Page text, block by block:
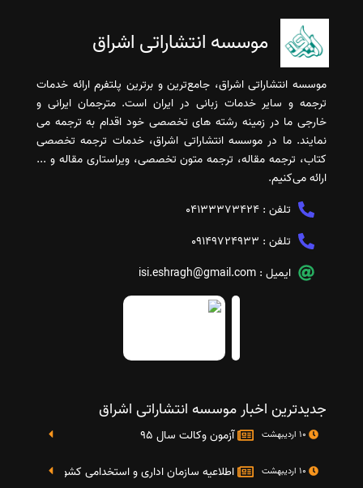
موسسه انتشاراتی اشراق
موسسه انتشاراتی اشراق، جامع‌ترین و برترین پلتفرم ارائه خدمات
ترجمه و سایر خدمات زبانی در ایران است. مترجمان ایرانی و
خارجی ما در زمینه رشته های تخصصی خود اقدام به ترجمه می
نمایند. ما در موسسه انتشاراتی اشراق، خدمات ترجمه تخصصی
کتاب، ترجمه مقاله، ترجمه متون تخصصی، ویراستاری مقاله و ...
ارائه می‌کنیم.
تلفن : 04133373424
تلفن : 09149724933
ایمیل : isi.eshragh@gmail.com
جدیدترین اخبار موسسه انتشاراتی اشراق
آزمون وکالت سال 95
اطلاعیه سازمان اداری و استخدامی کشور در خصوص